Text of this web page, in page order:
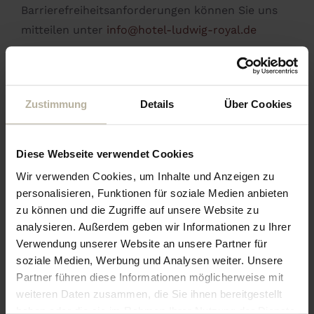
Zustimmung Details Über Cookies
Diese Webseite verwendet Cookies
Wir verwenden Cookies, um Inhalte und Anzeigen zu
personalisieren, Funktionen für soziale Medien anbieten
zu können und die Zugriffe auf unsere Website zu
analysieren. Außerdem geben wir Informationen zu Ihrer
Verwendung unserer Website an unsere Partner für
soziale Medien, Werbung und Analysen weiter. Unsere
Partner führen diese Informationen möglicherweise mit
weiteren Daten zusammen, die Sie ihnen bereitgestellt
haben oder die sie im Rahmen Ihrer Nutzung der Dienste
Barrierefreiheitsanforderungen können Sie uns
mitteilen unter info@hotel-ludwig-royal.de
Informationen über von der Anwendung der
Richtlinie ausgenommene Inhalte können Sie
unterinfo@hotel-ludwig-royal.de einholen.
und die Bearbeitung der im Rahmen des
Feedback-Mechanismus eingehenden
Mitteilungen ist:
Alpin & Wellness Resort Hotel Ludwig Royal
Im Dorf 29
87534 Oberstaufen-Steibis
Telefon : +49 8386-8910